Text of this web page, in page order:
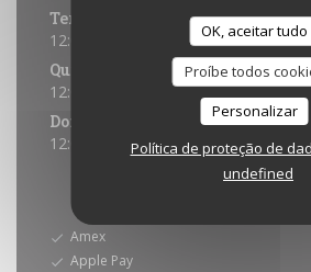
OK, aceitar tudo
Proíbe todos
Personalizar
Política de proteção de
undefined
Ter
12:00 - 14:00
Qui
12:00 - 14:00
19:30 - 21:00
Domingo
12:00 - 14:00 *
* Reservas apenas
Amex
Apple Pay